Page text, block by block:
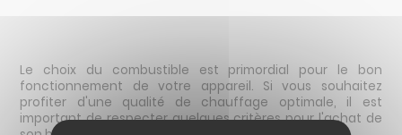
Le choix du combustible est primordial pour le bon
fonctionnement de votre appareil. Si vous souhaitez
profiter d'une qualité de chauffage optimale, il est
important de respecter quelques critères pour l'achat de